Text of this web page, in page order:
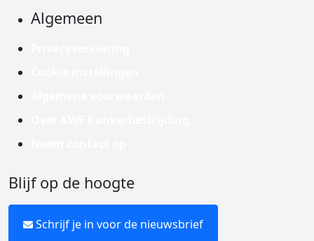
Algemeen
Blijf op de hoogte
Schrijf je in voor de nieuwsbrief